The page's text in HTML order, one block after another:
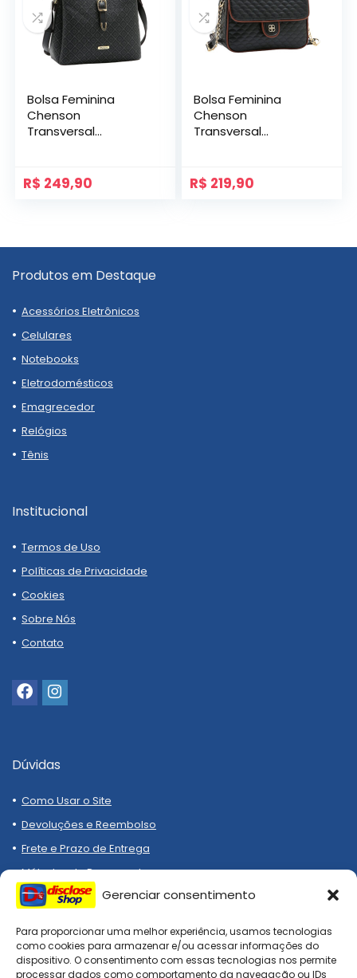
Gerenciar consentimento
Para proporcionar uma melhor experiência, usamos tecnologias
como cookies para armazenar e/ou acessar informações do
dispositivo. O consentimento com essas tecnologias nos permite
processar dados como comportamento da navegação ou IDs
Bolsa Feminina
Chenson
Transversal
R$ 249,90
Bolsa Feminina
Chenson
Transversal
R$ 219,90
Produtos em Destaque
Acessórios Eletrônicos
Celulares
Notebooks
Eletrodomésticos
Emagrecedor
Relógios
Tênis
Institucional
Termos de Uso
Políticas de Privacidade
Cookies
Sobre Nós
Contato
Dúvidas
Como Usar o Site
Devoluções e Reembolso
Frete e Prazo de Entrega
Métodos de Pagamento